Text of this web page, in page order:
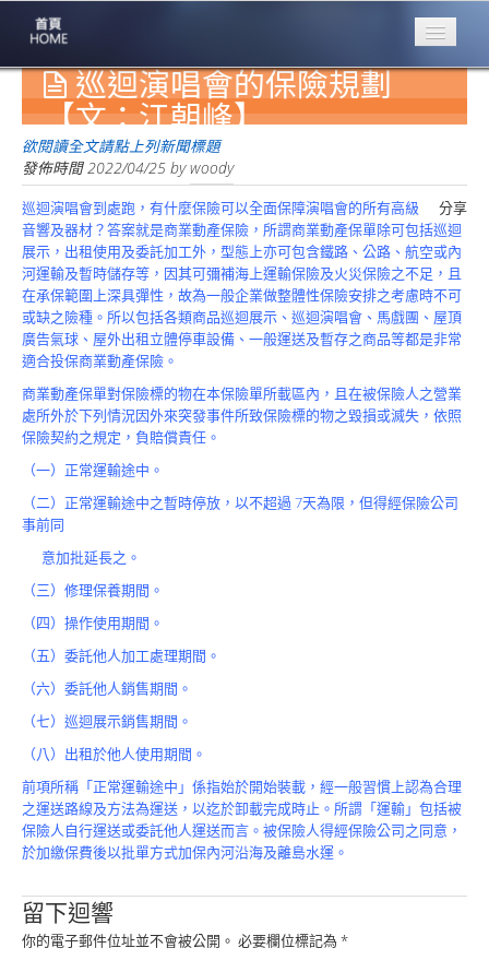
專業豐林
Professional
保險大家談
1386集
台灣商業保險
第一品牌
關於豐林
About
服務項目
Service
火災保額
估算系統
商品簡介
Product
巡迴演唱會的保險規劃
【文：江朝峰】
欲閱讀全文請點上列新聞標題
發佈時間2022/04/25 bywoody
分享
巡迴演唱會到處跑，有什麼保險可以全面保障演唱會的所有高級
音響及器材？答案就是商業動產保險，所謂商業動產保單除可包括巡迴
展示，出租使用及委託加工外，型態上亦可包含鐵路、公路、航空或內
河運輸及暫時儲存等，因其可彌補海上運輸保險及火災保險之不足，且
在承保範圍上深具彈性，故為一般企業做整體性保險安排之考慮時不可
或缺之險種。所以包括各類商品巡迴展示、巡迴演唱會、馬戲團、屋頂
廣告氣球、屋外出租立體停車設備、一般運送及暫存之商品等都是非常
適合投保商業動產保險。
商業動產保單對保險標的物在本保險單所載區內，且在被保險人之營業
處所外於下列情況因外來突發事件所致保險標的物之毀損或滅失，依照
保險契約之規定，負賠償責任。
（一）正常運輸途中。
（二）正常運輸途中之暫時停放，以不超過 7天為限，但得經保險公司
事前同
意加批延長之。
（三）修理保養期間。
（四）操作使用期間。
（五）委託他人加工處理期間。
（六）委託他人銷售期間。
（七）巡迴展示銷售期間。
（八）出租於他人使用期間。
前項所稱「正常運輸途中」係指始於開始裝載，經一般習慣上認為合理
之運送路線及方法為運送，以迄於卸載完成時止。所謂「運輸」包括被
保險人自行運送或委託他人運送而言。被保險人得經保險公司之同意，
於加繳保費後以批單方式加保內河沿海及離島水運。
留下迴響
你的電子郵件位址並不會被公開。 必要欄位標記為 *